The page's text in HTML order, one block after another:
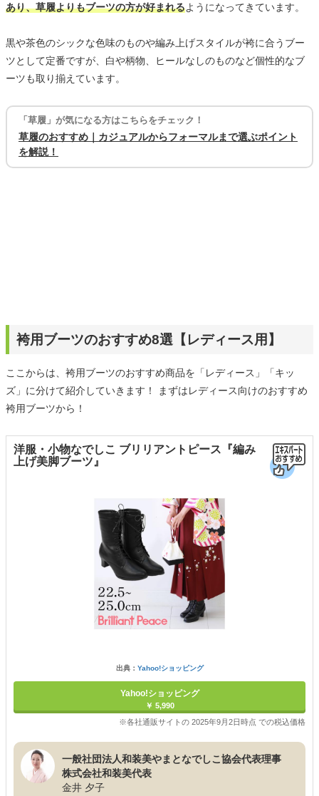
あり、草履よりもブーツの方が好まれるようになってきています。
黒や茶色のシックな色味のものや編み上げスタイルが袴に合うブー
ツとして定番ですが、白や柄物、ヒールなしのものなど個性的なブ
ーツも取り揃えています。
「草履」が気になる方はこちらをチェック！
草履のおすすめ｜カジュアルからフォーマルまで選ぶポイント
を解説！
袴用ブーツのおすすめ8選【レディース用】
ここからは、袴用ブーツのおすすめ商品を「レディース」「キッ
ズ」に分けて紹介していきます！ まずはレディース向けのおすすめ
袴用ブーツから！
洋服・小物なでしこ ブリリアントピース『編み
上げ美脚ブーツ』
出典： Yahoo!ショッピング
Yahoo!ショッピング
￥ 5,990
※各社通販サイトの 2025年9月2日時点 での税込価格
一般社団法人和装美やまとなでしこ協会代表理事
株式会社和装美代表
金井 夕子